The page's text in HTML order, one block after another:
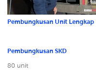
Pembungkusan Unit Lengkap
Pembungkusan SKD
80 unit